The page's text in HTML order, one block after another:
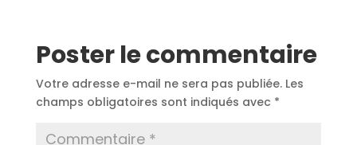
Poster le commentaire
Votre adresse e-mail ne sera pas publiée. Les
champs obligatoires sont indiqués avec *